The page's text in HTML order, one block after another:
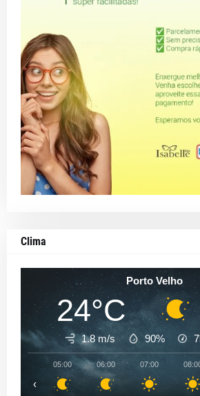
Clima
Porto Velho
24°C
1.8 m/s 90%
05:00 06:00 07:00
‹